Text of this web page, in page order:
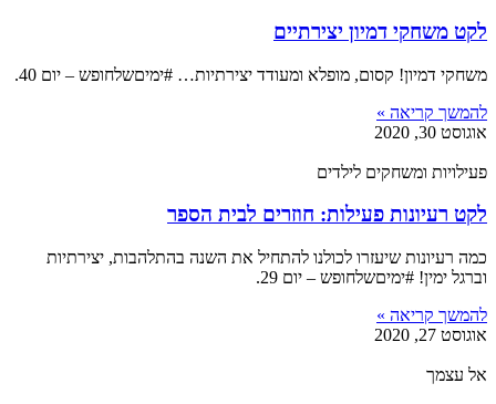
לקט משחקי דמיון יצירתיים
משחקי דמיון! קסום, מופלא ומעודד יצירתיות… #ימיםשלחופש – יום 40.
להמשך קריאה »
אוגוסט 30, 2020
פעילויות ומשחקים לילדים
לקט רעיונות פעילות: חוזרים לבית הספר
כמה רעיונות שיעזרו לכולנו להתחיל את השנה בהתלהבות, יצירתיות
וברגל ימין! #ימיםשלחופש – יום 29.
להמשך קריאה »
אוגוסט 27, 2020
אל עצמך